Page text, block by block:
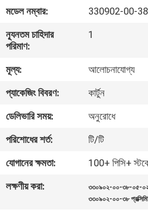
কারখানা
ভ্রমণ
মান
নিয়ন্ত্রণ
আমাদের
সাথে
যোগাযোগ
করুন
মডেল নম্বার:
330902-00-
ন্যূনতম চাহিদার
পরিমাণ:
1
মূল্য:
আলোচনাযোগ্য
প্যাকেজিং বিবরণ:
কার্টুন
ডেলিভারি সময়:
অনুরোধে
পরিশোধের শর্ত:
টি/টি
যোগানের ক্ষমতা:
100+ পিসি+
লক্ষণীয় করা:
৩৩০৯০২-০০-৩৮-০৫-০২-
৩৩০৯০২-০০-৩৮